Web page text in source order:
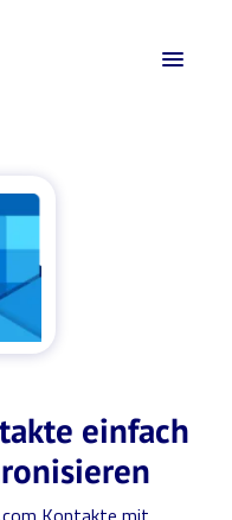
einfach